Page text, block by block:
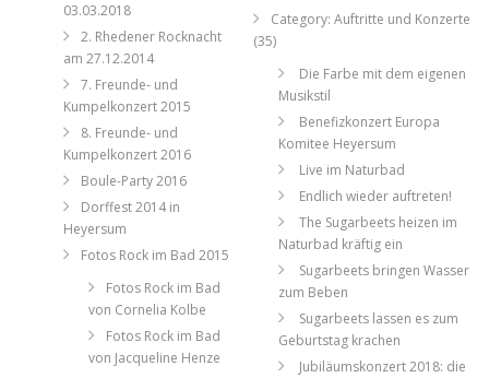
03.03.2018
2. Rhedener Rocknacht
am 27.12.2014
7. Freunde- und
Kumpelkonzert 2015
8. Freunde- und
Kumpelkonzert 2016
Boule-Party 2016
Dorffest 2014 in
Heyersum
Fotos Rock im Bad 2015
Fotos Rock im Bad
von Cornelia Kolbe
Fotos Rock im Bad
von Jacqueline Henze
Category: Auftritte und Konzerte
(35)
Die Farbe mit dem eigenen
Musikstil
Benefizkonzert Europa
Komitee Heyersum
Live im Naturbad
Endlich wieder auftreten!
The Sugarbeets heizen im
Naturbad kräftig ein
Sugarbeets bringen Wasser
zum Beben
Sugarbeets lassen es zum
Geburtstag krachen
Jubiläumskonzert 2018: die